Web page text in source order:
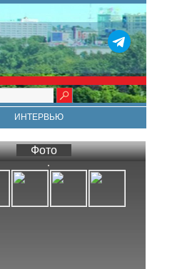
ИНТЕРВЬЮ
Фото